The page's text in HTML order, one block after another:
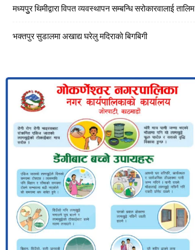
मध्यपुुर थिमीद्वारा विपत व्यवस्थापन सम्बन्धि सरोकारवालाई तालिम
भक्तपुर सुडालमा अखाद्य घरेलु मदिराकाे बिगबिगी